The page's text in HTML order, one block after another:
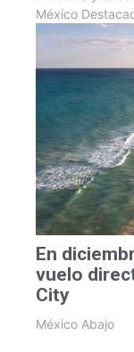
México
En
vuelo
City
México Abajo